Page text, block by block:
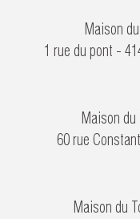
Maison
1 rue du pont -
Maison
60 rue
Maison du